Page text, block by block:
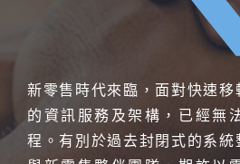
新零售時代來臨，面對快速
的資訊服務及架構，已經無
程。 有別於過去封閉式的系